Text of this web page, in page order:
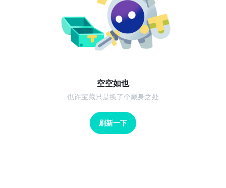
空空如也
也许宝藏只是换了个藏身之处
刷新一下